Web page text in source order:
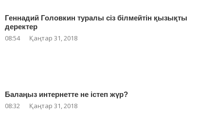
Геннадий Головкин туралы сіз білмейтін қызықты
деректер
08:54 Қаңтар 31, 2018
Балаңыз интернетте не істеп жүр?
08:32 Қаңтар 31, 2018